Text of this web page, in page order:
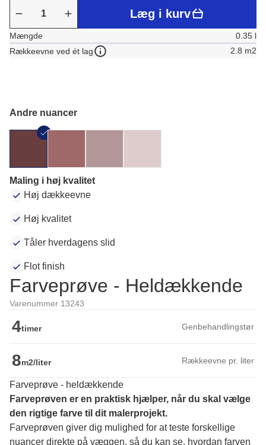
Læg i kurv
Mængde
0.35 l
Rækkeevne ved ét lag
2.8 m2
Andre nuancer
Maling i høj kvalitet
Høj dækkeevne
Høj kvalitet
Tåler hverdagens slid
Flot finish
Farveprøve - Heldækkende
Varenummer 13243
4timer Genbehandlingstør
8m2/liter Rækkeevne pr. liter
Farveprøve - heldækkende
Farveprøven er en praktisk hjælper, når du skal vælge
den rigtige farve til dit malerprojekt.
Farveprøven giver dig mulighed for at teste forskellige
nuancer direkte på væggen, så du kan se, hvordan farven